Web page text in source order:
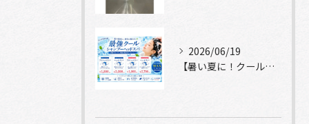
2026/06/19
【暑い夏に！クールシャンプーヘッドスパ】